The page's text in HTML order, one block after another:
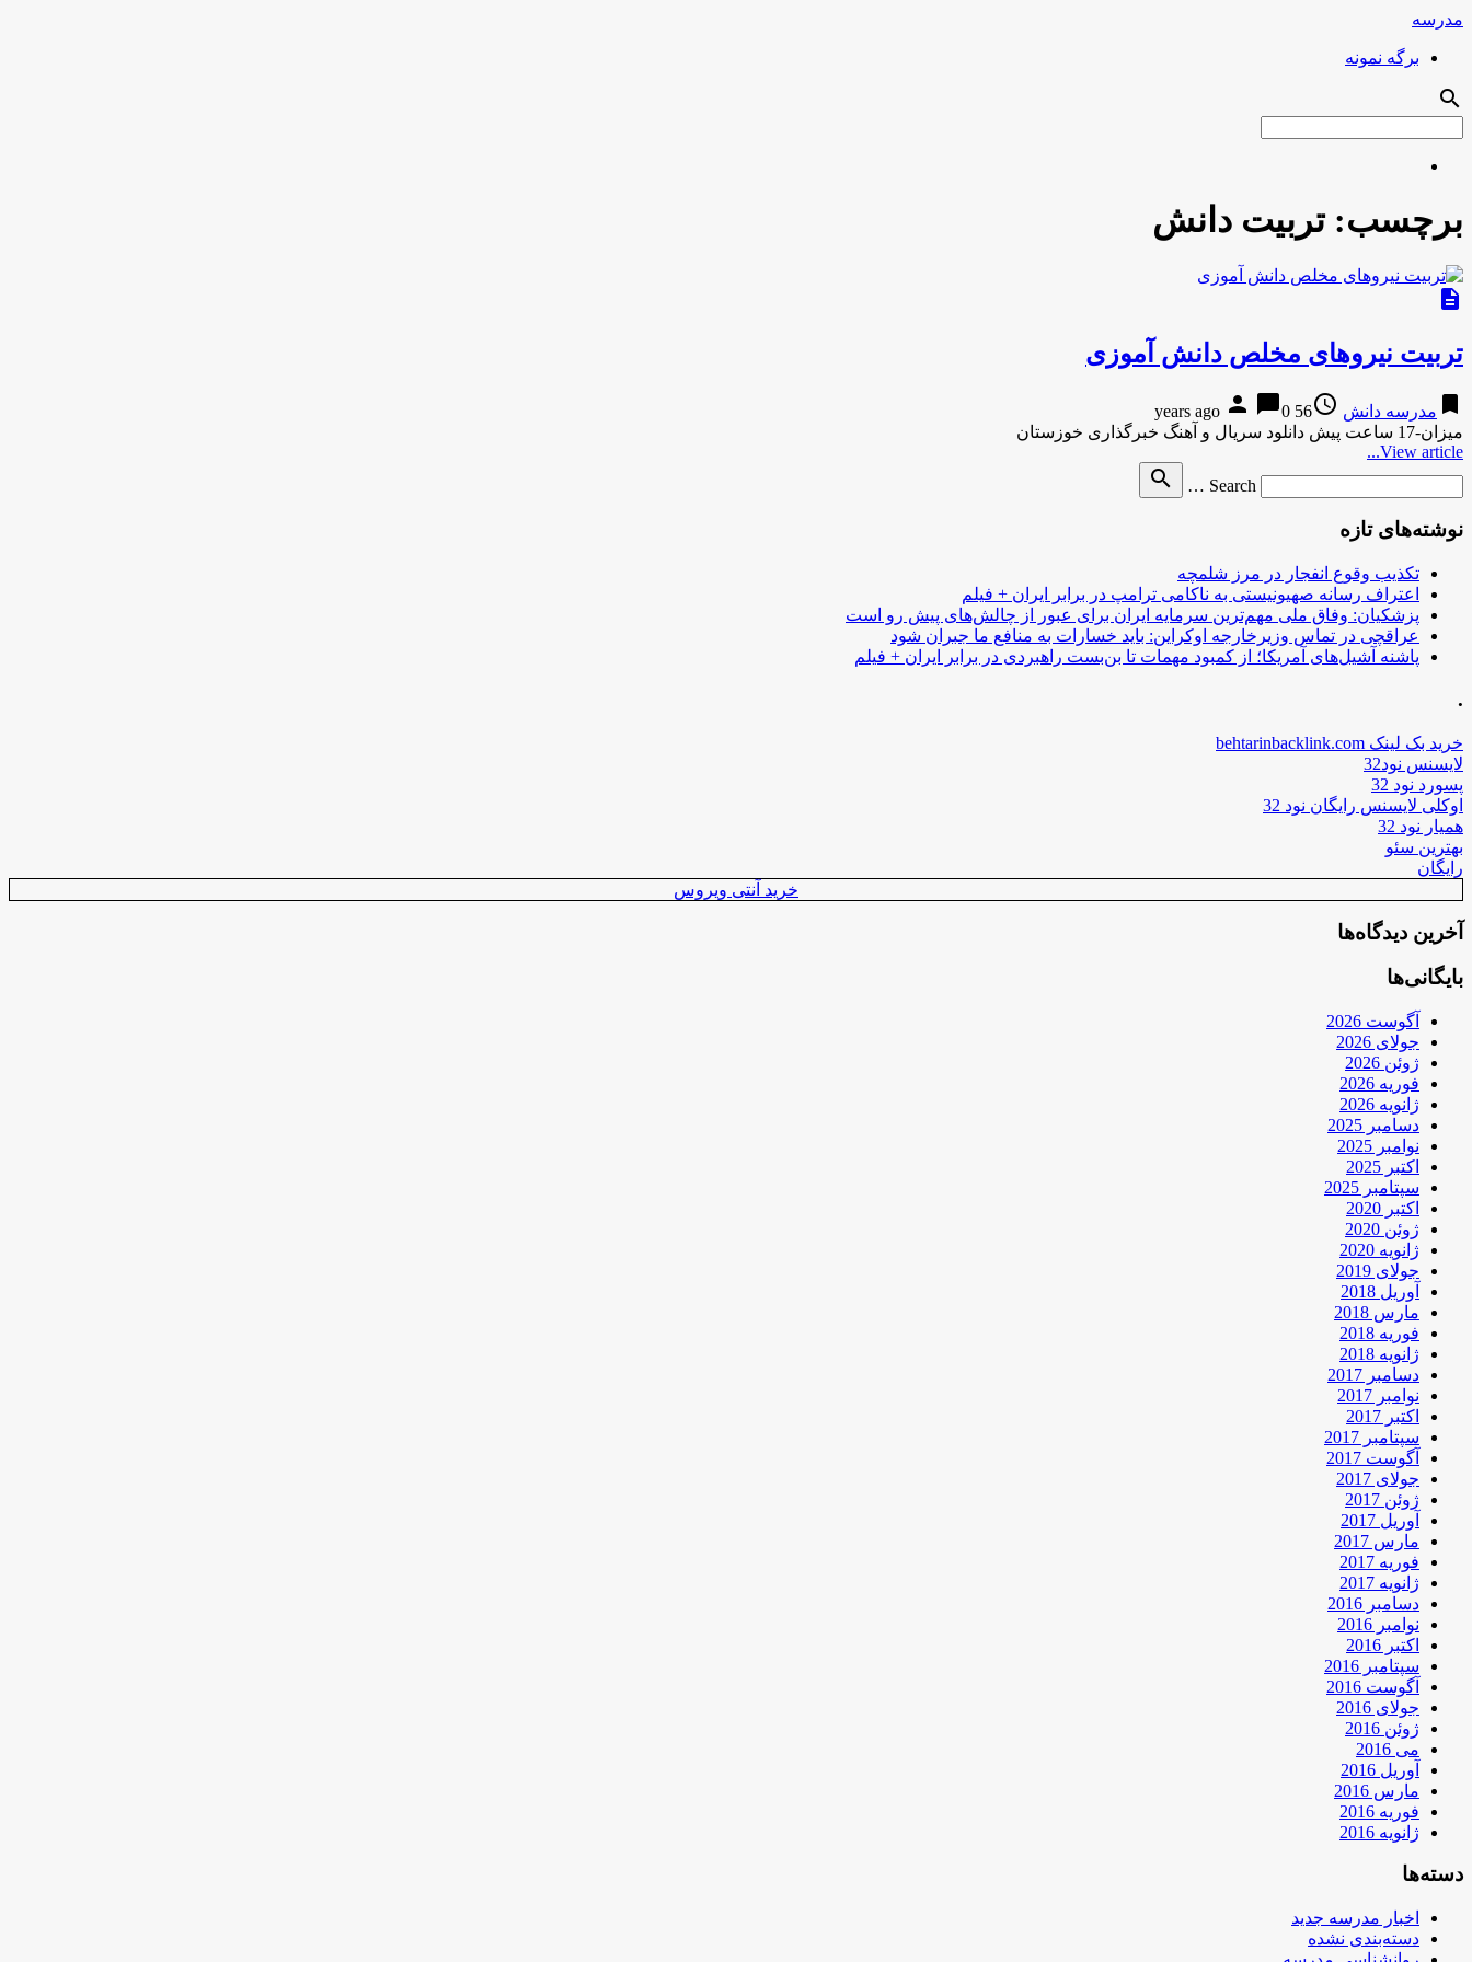
مدرسه
برگه نمونه
search
برچسب:تربیت دانش
description
تربیت نیروهای مخلص دانش آموزی
bookmark مدرسه دانش access_time
56 years ago
person chat_bubble0
میزان-17 ساعت پیش دانلود سریال و آهنگ خبرگذاری خوزستان
View article...
Search …
search
نوشته‌های تازه
تکذیب وقوع انفجار در مرز شلمچه
اعتراف رسانه صهیونیستی به ناکامی ترامپ در برابر ایران + فیلم
پزشکیان: وفاق ملی مهم‌ترین سرمایه ایران برای عبور از چالش‌های پیش رو است
عراقچی در تماس وزیرخارجه اوکراین: باید خسارات به منافع ما جبران شود
پاشنه آشیل‌های آمریکا؛ از کمبود مهمات تا بن‌بست راهبردی در برابر ایران + فیلم
.
خرید بک لینک behtarinbacklink.com
لایسنس نود32
پسورد نود 32
اوکلی لایسنس رایگان نود 32
همیار نود 32
بهترین سئو
رایگان
خرید آنتی ویروس
آخرین دیدگاه‌ها
بایگانی‌ها
آگوست 2026
جولای 2026
ژوئن 2026
فوریه 2026
ژانویه 2026
دسامبر 2025
نوامبر 2025
اکتبر 2025
سپتامبر 2025
اکتبر 2020
ژوئن 2020
ژانویه 2020
جولای 2019
آوریل 2018
مارس 2018
فوریه 2018
ژانویه 2018
دسامبر 2017
نوامبر 2017
اکتبر 2017
سپتامبر 2017
آگوست 2017
جولای 2017
ژوئن 2017
آوریل 2017
مارس 2017
فوریه 2017
ژانویه 2017
دسامبر 2016
نوامبر 2016
اکتبر 2016
سپتامبر 2016
آگوست 2016
جولای 2016
ژوئن 2016
می 2016
آوریل 2016
مارس 2016
فوریه 2016
ژانویه 2016
دسته‌ها
اخبار مدرسه جدید
دسته‌بندی نشده